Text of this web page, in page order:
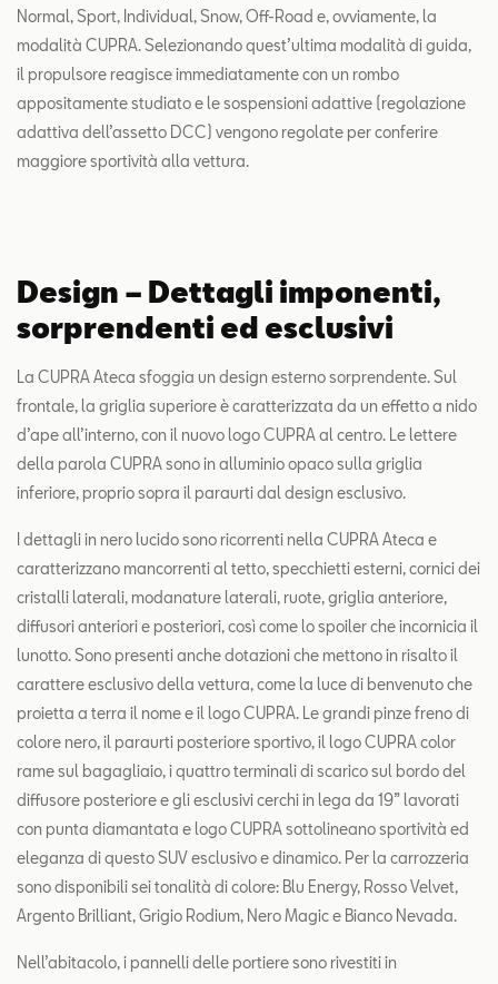
Normal, Sport, Individual, Snow, Off-Road e, ovviamente, la
modalità CUPRA. Selezionando quest’ultima modalità di guida,
il propulsore reagisce immediatamente con un rombo
appositamente studiato e le sospensioni adattive (regolazione
adattiva dell’assetto DCC) vengono regolate per conferire
maggiore sportività alla vettura.
Design – Dettagli imponenti,
sorprendenti ed esclusivi
La CUPRA Ateca sfoggia un design esterno sorprendente. Sul
frontale, la griglia superiore è caratterizzata da un effetto a nido
d’ape all’interno, con il nuovo logo CUPRA al centro. Le lettere
della parola CUPRA sono in alluminio opaco sulla griglia
inferiore, proprio sopra il paraurti dal design esclusivo.
I dettagli in nero lucido sono ricorrenti nella CUPRA Ateca e
caratterizzano mancorrenti al tetto, specchietti esterni, cornici dei
cristalli laterali, modanature laterali, ruote, griglia anteriore,
diffusori anteriori e posteriori, così come lo spoiler che incornicia il
lunotto. Sono presenti anche dotazioni che mettono in risalto il
carattere esclusivo della vettura, come la luce di benvenuto che
proietta a terra il nome e il logo CUPRA. Le grandi pinze freno di
colore nero, il paraurti posteriore sportivo, il logo CUPRA color
rame sul bagagliaio, i quattro terminali di scarico sul bordo del
diffusore posteriore e gli esclusivi cerchi in lega da 19” lavorati
con punta diamantata e logo CUPRA sottolineano sportività ed
eleganza di questo SUV esclusivo e dinamico. Per la carrozzeria
sono disponibili sei tonalità di colore: Blu Energy, Rosso Velvet,
Argento Brilliant, Grigio Rodium, Nero Magic e Bianco Nevada.
Nell’abitacolo, i pannelli delle portiere sono rivestiti in